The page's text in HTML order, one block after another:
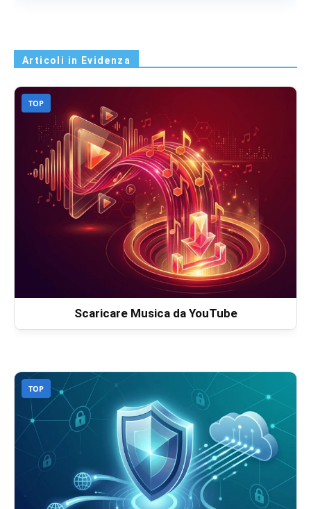
Articoli in Evidenza
TOP
Scaricare Musica da YouTube
TOP